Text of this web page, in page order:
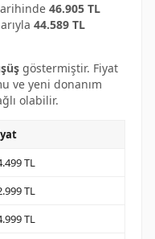
46.905 TL
44.589 TL
göstermiştir. Fiyat
ve yeni donanım
olabilir.
TL
TL
TL